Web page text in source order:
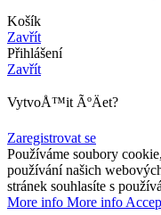
Košík
Zavřít
Přihlášení
Zavřít
VytvoÅ™it ÃºÄet?
Zaregistrovat se
Používáme soubory
používání našich
stránek souhlasíte s
More info More info